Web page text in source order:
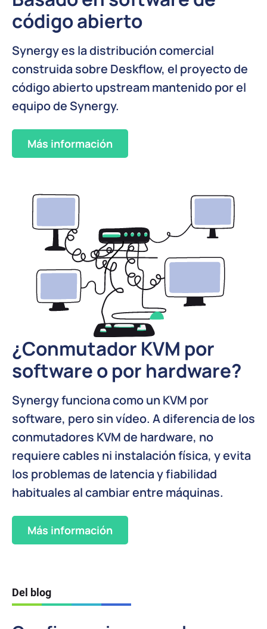
código abierto
Synergy es la distribución comercial
construida sobre Deskflow, el proyecto de
código abierto upstream mantenido por el
equipo de Synergy.
Más información
¿Conmutador KVM por
software o por hardware?
Synergy funciona como un KVM por
software, pero sin vídeo. A diferencia de los
conmutadores KVM de hardware, no
requiere cables ni instalación física, y evita
los problemas de latencia y fiabilidad
habituales al cambiar entre máquinas.
Más información
Del blog